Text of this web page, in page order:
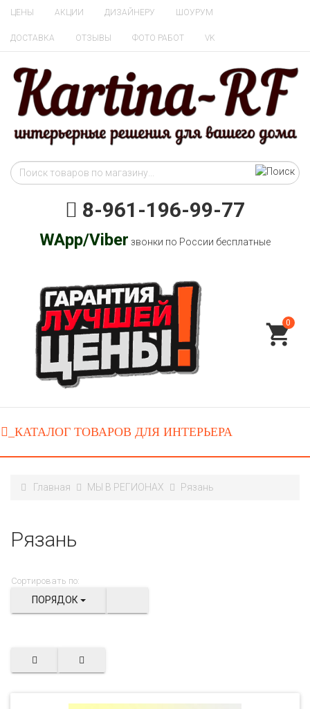
ЦЕНЫ АКЦИИ ДИЗАЙНЕРУ ШОУРУМ
ДОСТАВКА ОТЗЫВЫ ФОТО РАБОТ VK
8-961-196-99-77
WApp/Viber звонки по России бесплатные
0
Главная МЫ В РЕГИОНАХ Рязань
Рязань
Сортировать по:
ПОРЯДОК